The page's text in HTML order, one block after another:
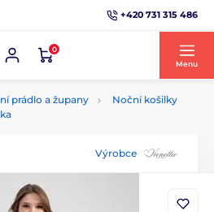
+420 731 315 486
0
Menu
prádlo a župany
Noční košilky
Výrobce